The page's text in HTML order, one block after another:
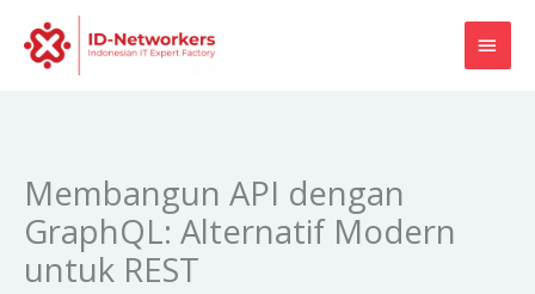
content
Membangun API dengan
GraphQL: Alternatif Modern
untuk REST